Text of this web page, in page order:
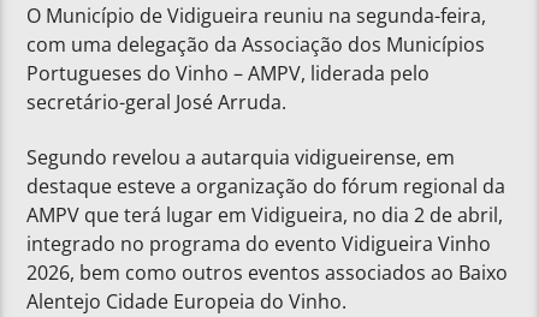
O Município de Vidigueira reuniu na segunda-feira,
com uma delegação da Associação dos Municípios
Portugueses do Vinho – AMPV, liderada pelo
secretário-geral José Arruda.
Segundo revelou a autarquia vidigueirense, em
destaque esteve a organização do fórum regional da
AMPV que terá lugar em Vidigueira, no dia 2 de abril,
integrado no programa do evento Vidigueira Vinho
2026, bem como outros eventos associados ao Baixo
Alentejo Cidade Europeia do Vinho.